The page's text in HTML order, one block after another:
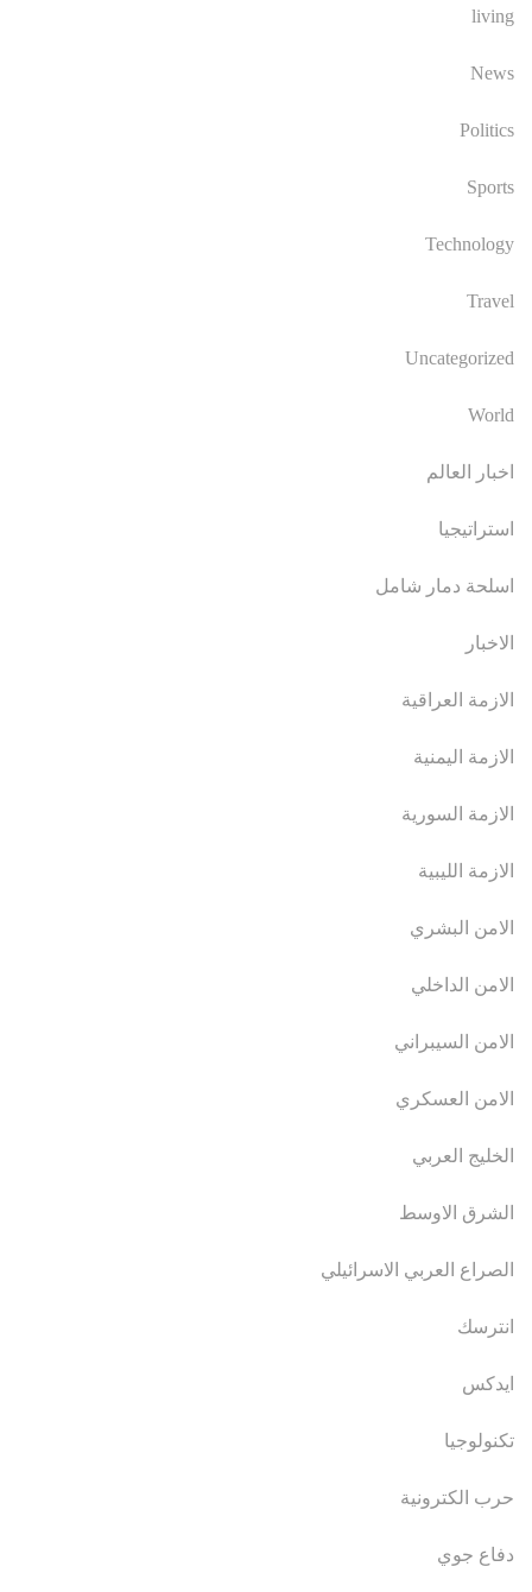
living
News
Politics
Sports
Technology
Travel
Uncategorized
World
اخبار العالم
استراتيجيا
اسلحة دمار شامل
الاخبار
الازمة العراقية
الازمة اليمنية
الازمة السورية
الازمة الليبية
الامن البشري
الامن الداخلي
الامن السيبراني
الامن العسكري
الخليج العربي
الشرق الاوسط
الصراع العربي الاسرائيلي
انترسك
ايدكس
تكنولوجيا
حرب الكترونية
دفاع جوي